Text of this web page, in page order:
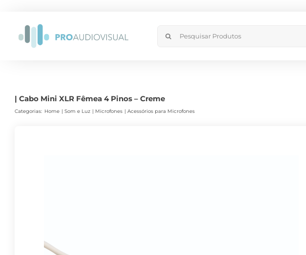
content
Search
| Cabo Mini XLR Fêmea 4 Pinos – Creme
Categorias: Home Som e Luz Microfones Acessórios para Microfones